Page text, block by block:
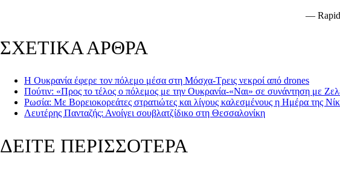
— Rapid
ΣΧΕΤΙΚΑ ΑΡΘΡΑ
Η Ουκρανία έφερε τον πόλεμο μέσα στη Μόσχα-Τρεις νεκροί από drones
Πούτιν: «Προς το τέλος ο πόλεμος με την Ουκρανία-«Ναι» σε συνάντηση με
Ρωσία: Με Βορειοκορεάτες στρατιώτες και λίγους καλεσμένους η Ημέρα της
Λευτέρης Πανταζής: Ανοίγει σουβλατζίδικο στη Θεσσαλονίκη
ΔΕΙΤΕ ΠΕΡΙΣΣΟΤΕΡΑ